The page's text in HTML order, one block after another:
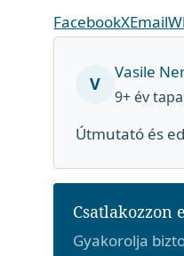
FacebookXEmail
V
Vasile
9+ év
Útmutató és
Csatlakozzon
Gyakorolja